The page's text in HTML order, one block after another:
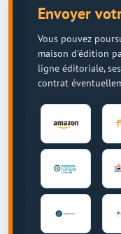
Envoyer
Vous pouvez
maison d'édition
ligne éditoriale,
contrat